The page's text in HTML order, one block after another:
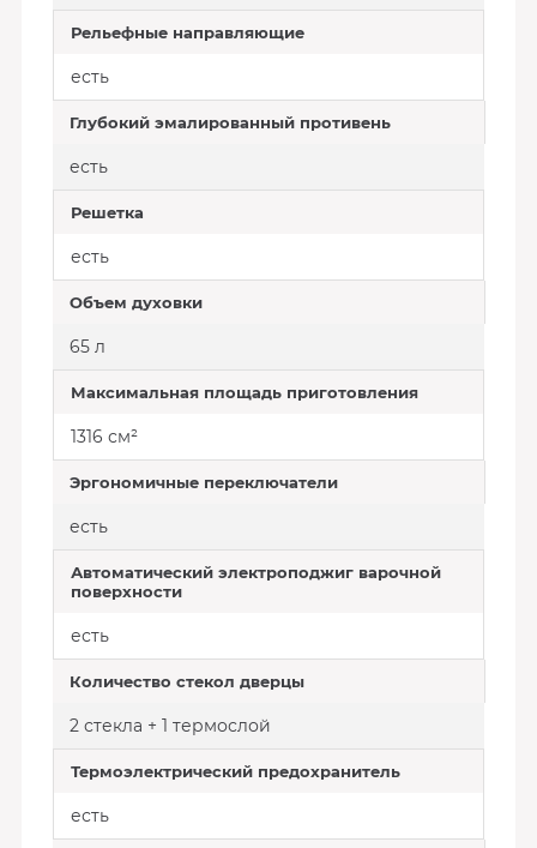
Рельефные направляющие
есть
Глубокий эмалированный противень
есть
Решетка
есть
Объем духовки
65 л
Максимальная площадь приготовления
1316 см²
Эргономичные переключатели
есть
Автоматический электроподжиг варочной
поверхности
есть
Количество стекол дверцы
2 стекла + 1 термослой
Термоэлектрический предохранитель
есть